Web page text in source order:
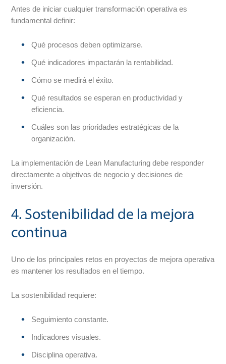
Antes de iniciar cualquier transformación operativa es
fundamental definir:
Qué procesos deben optimizarse.
Qué indicadores impactarán la rentabilidad.
Cómo se medirá el éxito.
Qué resultados se esperan en productividad y
eficiencia.
Cuáles son las prioridades estratégicas de la
organización.
La implementación de Lean Manufacturing debe responder
directamente a objetivos de negocio y decisiones de
inversión.
4. Sostenibilidad de la mejora
continua
Uno de los principales retos en proyectos de mejora operativa
es mantener los resultados en el tiempo.
La sostenibilidad requiere:
Seguimiento constante.
Indicadores visuales.
Disciplina operativa.